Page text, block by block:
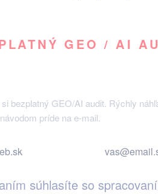
GEO / AI
váš web umelá
bezplatný GEO/AI audit. Rýchly
príde na e-mail.
súhlasíte so